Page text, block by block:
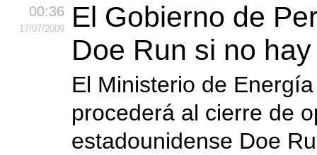
00:36
17/07/2009
El Gobierno de
Doe Run si no
El Ministerio de
procederá al cierre de
estadounidense Doe